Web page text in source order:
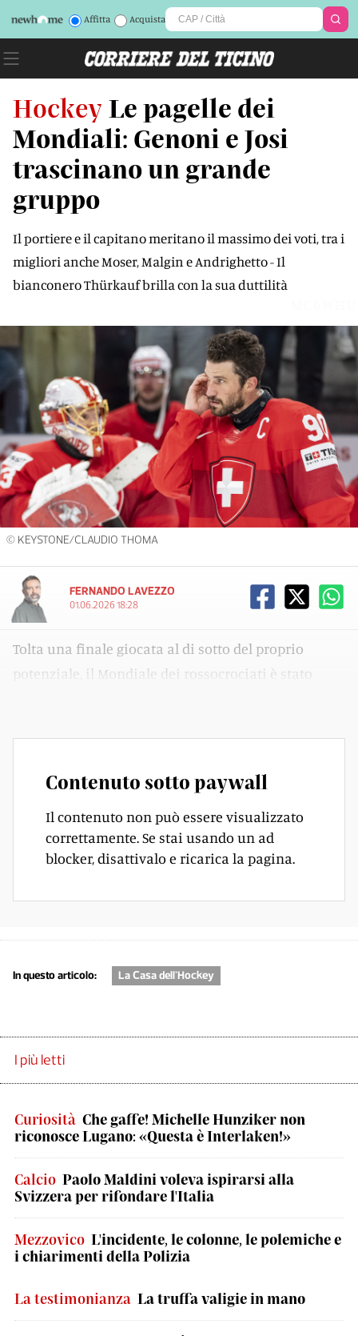
Affitta Acquista
Hockey Le pagelle dei
Mondiali: Genoni e Josi
trascinano un grande
gruppo
Il portiere e il capitano meritano il massimo dei voti, tra i
migliori anche Moser, Malgin e Andrighetto - Il
bianconero Thürkauf brilla con la sua duttilità
© KEYSTONE/CLAUDIO THOMA
FERNANDO LAVEZZO
01.06.2026 18:28
Tolta una finale giocata al di sotto del proprio
potenziale, il Mondiale dei rossocrociati è stato
Contenuto sotto paywall
Il contenuto non può essere visualizzato
correttamente. Se stai usando un ad
blocker, disattivalo e ricarica la pagina.
In questo articolo: La Casa dell'Hockey
I più letti
Curiosità Che gaffe! Michelle Hunziker non
riconosce Lugano: «Questa è Interlaken!»
Calcio Paolo Maldini voleva ispirarsi alla
Svizzera per rifondare l'Italia
Mezzovico L'incidente, le colonne, le polemiche e
i chiarimenti della Polizia
La testimonianza La truffa valigie in mano